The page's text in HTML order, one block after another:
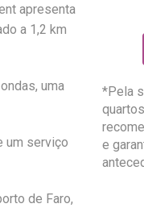
apresenta
a 1,2 km
uma
um serviço
de Faro,
*Pela
e